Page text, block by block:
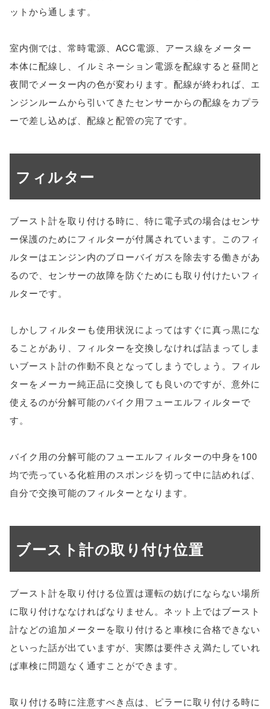
ットから通します。
室内側では、常時電源、ACC電源、アース線をメーター
本体に配線し、イルミネーション電源を配線すると昼間と
夜間でメーター内の色が変わります。配線が終われば、エ
ンジンルームから引いてきたセンサーからの配線をカプラ
ーで差し込めば、配線と配管の完了です。
フィルター
ブースト計を取り付ける時に、特に電子式の場合はセンサ
ー保護のためにフィルターが付属されています。このフィ
ルターはエンジン内のブローバイガスを除去する働きがあ
るので、センサーの故障を防ぐためにも取り付けたいフィ
ルターです。
しかしフィルターも使用状況によってはすぐに真っ黒にな
ることがあり、フィルターを交換しなければ詰まってしま
いブースト計の作動不良となってしまうでしょう。フィル
ターをメーカー純正品に交換しても良いのですが、意外に
使えるのが分解可能のバイク用フューエルフィルターで
す。
バイク用の分解可能のフューエルフィルターの中身を100
均で売っている化粧用のスポンジを切って中に詰めれば、
自分で交換可能のフィルターとなります。
ブースト計の取り付け位置
ブースト計を取り付ける位置は運転の妨げにならない場所
に取り付けななければなりません。ネット上ではブースト
計などの追加メーターを取り付けると車検に合格できない
といった話が出ていますが、実際は要件さえ満たしていれ
ば車検に問題なく通すことができます。
取り付ける時に注意すべき点は、ピラーに取り付ける時に